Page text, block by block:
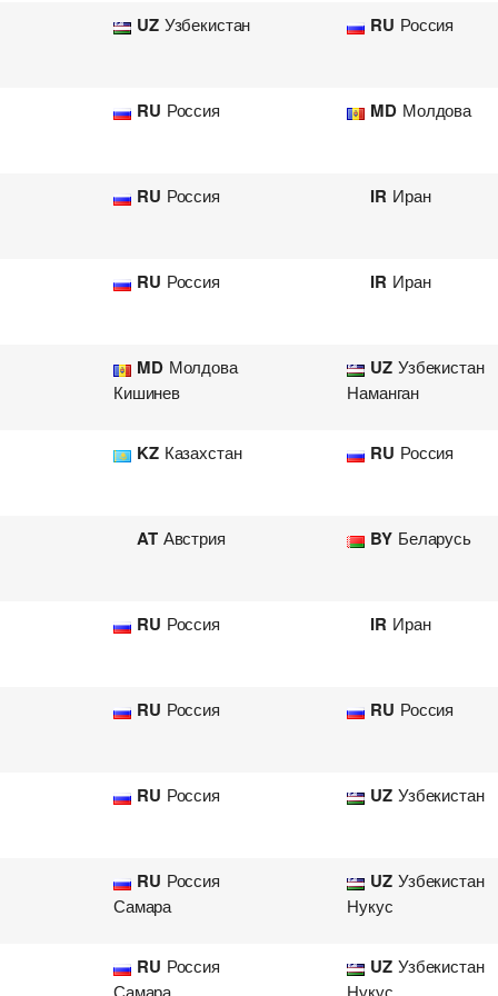
UZ Узбекистан RU Россия
RU Россия MD Молдова
RU Россия IR Иран
RU Россия IR Иран
MD Молдова
Кишинев
UZ Узбекистан
Наманган
KZ Казахстан RU Россия
AT Австрия BY Беларусь
RU Россия IR Иран
RU Россия RU Россия
RU Россия UZ Узбекистан
RU Россия
Самара
UZ Узбекистан
Нукус
RU Россия
Самара
UZ Узбекистан
Нукус